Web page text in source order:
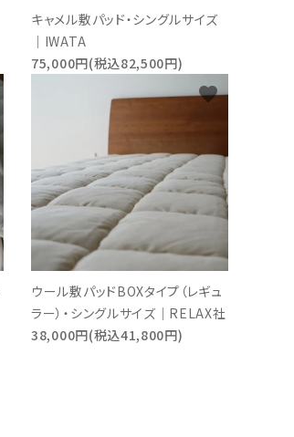
キャメル敷パッド・シングルサイズ
｜IWATA
75,000円(税込82,500円)
ウール敷パッドBOXタイプ（レギュ
ラー）・シングルサイズ｜RELAX社
38,000円(税込41,800円)
favorite